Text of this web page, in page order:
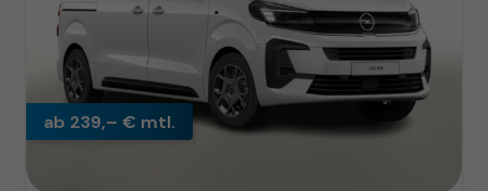
ab 239,– € mtl.